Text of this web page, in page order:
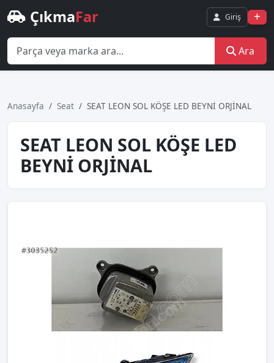
ÇıkmaFar Giriş
Ara
Anasayfa Seat SEAT LEON SOL KÖŞE LED BEYNİ ORJİNAL
SEAT LEON SOL KÖŞE LED
BEYNİ ORJİNAL